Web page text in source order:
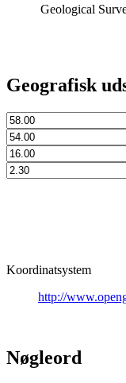
Geological
Geografisk
Koordinatsystem
http://
Nøgleord